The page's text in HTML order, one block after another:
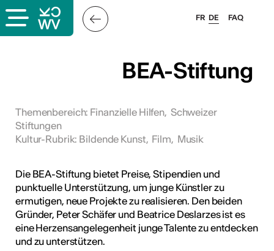
FAQ
FR DE
BEA-Stiftung
Themenbereich: Finanzielle Hilfen, Schweizer
Stiftungen
Kultur-Rubrik: Bildende Kunst, Film, Musik
Die BEA-Stiftung bietet Preise, Stipendien und
punktuelle Unterstützung, um junge Künstler zu
ermutigen, neue Projekte zu realisieren. Den beiden
Gründer, Peter Schäfer und Beatrice Deslarzes ist es
eine Herzensangelegenheit junge Talente zu entdecken
und zu unterstützen.